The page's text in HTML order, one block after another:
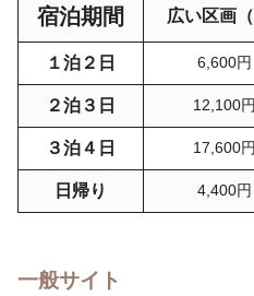
宿泊期間 広い区画（
１泊２日 6,600円
２泊３日 12,100円
３泊４日 17,600円
日帰り 4,400円
一般サイト